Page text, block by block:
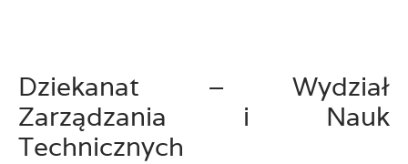
Dziekanat – Wydział
Zarządzania i Nauk
Technicznych